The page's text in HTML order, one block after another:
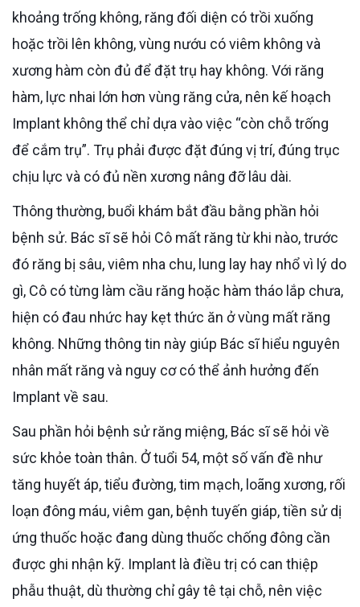
khoảng trống không, răng đối diện có trồi xuống
hoặc trồi lên không, vùng nướu có viêm không và
xương hàm còn đủ để đặt trụ hay không. Với răng
hàm, lực nhai lớn hơn vùng răng cửa, nên kế hoạch
Implant không thể chỉ dựa vào việc “còn chỗ trống
để cắm trụ”. Trụ phải được đặt đúng vị trí, đúng trục
chịu lực và có đủ nền xương nâng đỡ lâu dài.
Thông thường, buổi khám bắt đầu bằng phần hỏi
bệnh sử. Bác sĩ sẽ hỏi Cô mất răng từ khi nào, trước
đó răng bị sâu, viêm nha chu, lung lay hay nhổ vì lý do
gì, Cô có từng làm cầu răng hoặc hàm tháo lắp chưa,
hiện có đau nhức hay kẹt thức ăn ở vùng mất răng
không. Những thông tin này giúp Bác sĩ hiểu nguyên
nhân mất răng và nguy cơ có thể ảnh hưởng đến
Implant về sau.
Sau phần hỏi bệnh sử răng miệng, Bác sĩ sẽ hỏi về
sức khỏe toàn thân. Ở tuổi 54, một số vấn đề như
tăng huyết áp, tiểu đường, tim mạch, loãng xương, rối
loạn đông máu, viêm gan, bệnh tuyến giáp, tiền sử dị
ứng thuốc hoặc đang dùng thuốc chống đông cần
được ghi nhận kỹ. Implant là điều trị có can thiệp
phẫu thuật, dù thường chỉ gây tê tại chỗ, nên việc